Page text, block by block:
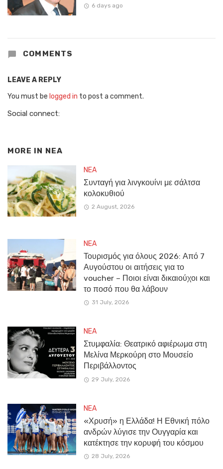
6 days ago
COMMENTS
LEAVE A REPLY
You must be logged in to post a comment.
Social connect:
MORE IN NEA
NEA
Συνταγή για λινγκουίνι με σάλτσα
κολοκυθιού
2 August, 2026
NEA
Τουρισμός για όλους 2026: Από 7
Αυγούστου οι αιτήσεις για το
voucher – Ποιοι είναι δικαιούχοι και
το ποσό που θα λάβουν
31 July, 2026
NEA
Στυμφαλία: Θεατρικό αφιέρωμα στη
Μελίνα Μερκούρη στο Μουσείο
Περιβάλλοντος
29 July, 2026
NEA
«Χρυσή» η Ελλάδα! Η Εθνική πόλο
ανδρών λύγισε την Ουγγαρία και
κατέκτησε την κορυφή του κόσμου
28 July, 2026